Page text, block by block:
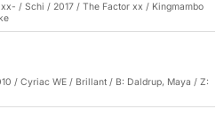
/ Schi / 2017 / The Factor xx / Kingmambo
/ Cyriac WE / Brillant / B: Daldrup, Maya / Z: